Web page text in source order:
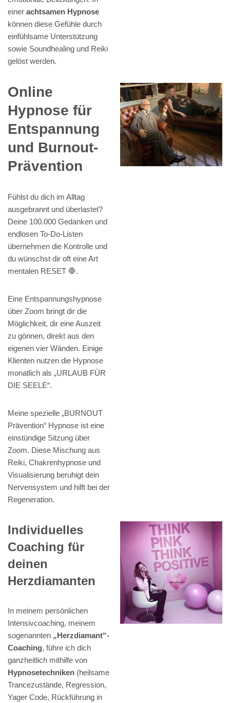
einer achtsamen Hypnose
können diese Gefühle durch
einfühlsame Unterstützung
sowie Soundhealing und Reiki
gelöst werden.
Online
Hypnose für
Entspannung
und Burnout-
Prävention
Fühlst du dich im Alltag
ausgebrannt und überlastet?
Deine 100.000 Gedanken und
endlosen To-Do-Listen
übernehmen die Kontrolle und
du wünschst dir oft eine Art
mentalen RESET 🛑.
Eine Entspannungshypnose
über Zoom bringt dir die
Möglichkeit, dir eine Auszeit
zu gönnen, direkt aus den
eigenen vier Wänden. Einige
Klienten nutzen die Hypnose
monatlich als „URLAUB FÜR
DIE SEELE“.
Meine spezielle „BURNOUT
Prävention“ Hypnose ist eine
einstündige Sitzung über
Zoom. Diese Mischung aus
Reiki, Chakrenhypnose und
Visualisierung beruhigt dein
Nervensystem und hilft bei der
Regeneration.
Individuelles
Coaching für
deinen
Herzdiamanten
In meinem persönlichen
Intensivcoaching, meinem
sogenannten „Herzdiamant“-
Coaching, führe ich dich
ganzheitlich mithilfe von
Hypnosetechniken (heilsame
Trancezustände, Regression,
Yager Code, Rückführung in